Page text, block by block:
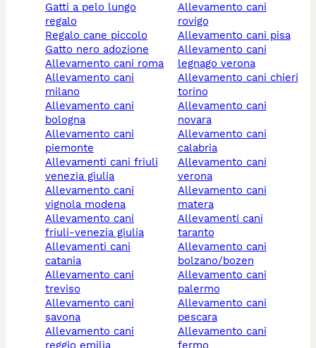
gatti a pelo lungo
regalo
regalo cane piccolo
gatto nero adozione
allevamento cani roma
allevamento cani
milano
allevamento cani
bologna
allevamento cani
piemonte
allevamenti cani friuli
venezia giulia
allevamento cani
vignola modena
allevamento cani
friuli-venezia giulia
allevamenti cani
catania
allevamento cani
treviso
allevamento cani
savona
allevamento cani
allevamento cani
rovigo
allevamento cani pisa
allevamento cani
legnago verona
allevamento cani chieri
torino
allevamento cani
novara
allevamento cani
calabria
allevamento cani
verona
allevamento cani
matera
allevamenti cani
taranto
allevamento cani
bolzano/bozen
allevamento cani
palermo
allevamento cani
pescara
allevamento cani